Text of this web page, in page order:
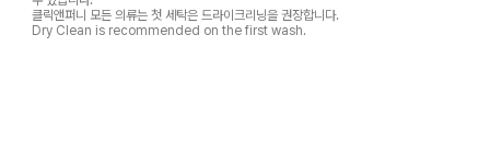
클릭앤퍼니 모든 의류는 첫 세탁은 드라이크리닝을 권장합니다.
Dry Clean is recommended on the first wash.